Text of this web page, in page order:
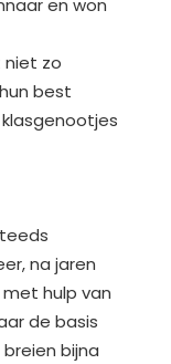
en won
niet zo
best
na jaren
hulp van
de basis
bijna